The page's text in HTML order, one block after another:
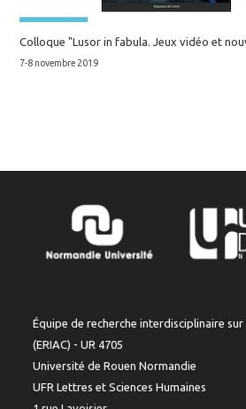
Colloque "Lusor in fabula. Jeux vidéo et
7-8 novembre 2019
Équipe de recherche interdisciplinaire sur
(ERIAC) - UR 4705
Université de Rouen Normandie
UFR Lettres et Sciences Humaines